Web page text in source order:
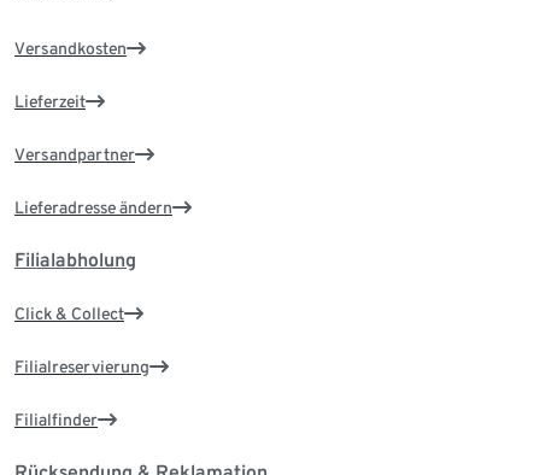
Versandkosten
Lieferzeit
Versandpartner
Lieferadresse ändern
Filialabholung
Click & Collect
Filialreservierung
Filialfinder